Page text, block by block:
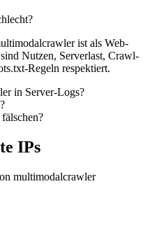
ist als Web-
Nutzen, Serverlast, Crawl-
Regeln respektiert.
in Server-Logs?
IPs
multimodalcrawler